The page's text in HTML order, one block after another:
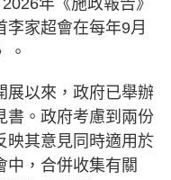
年《施政報告》
李家超會在每年9月
。
展以來，政府已舉辦
書。政府考慮到兩份
映其意見同時適用於
中，合併收集有關